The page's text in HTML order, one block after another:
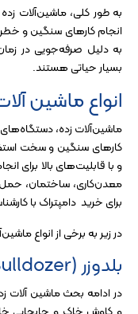
به طور کلی، ماشین‌آلات
انجام کارهای سنگین و
به دلیل صرفه‌جویی در
بسیار حیاتی هستند.
انواع ماشین
ماشین‌آلات زده،
کارهای سنگین و سخت
و با قابلیت‌های بالا برای
معدن‌کاری، ساختمان،
برای خرید دامپتراک با
در زیر به برخی از انواع
بلدوزر (Bulldozer)
در ادامه بحث ماشین آلات